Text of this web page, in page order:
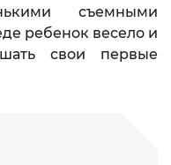
съемными
ребенок весело и
свои первые